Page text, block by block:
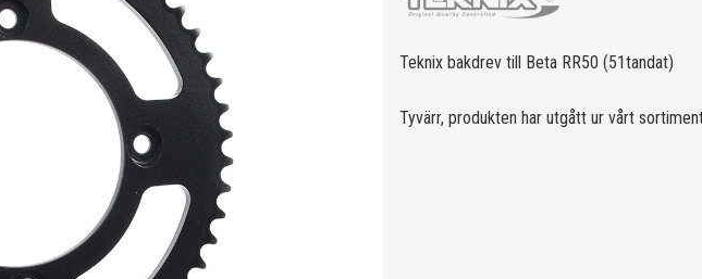
du valt kommer butiken visa delar för vald moped och universella produkter.
Teknix bakdrev till Beta RR50 (51tandat)
Tyvärr, produkten har utgått ur vårt